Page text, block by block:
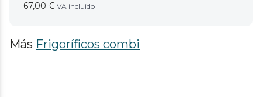
67,00 €IVA incluido
Más Frigoríficos combi